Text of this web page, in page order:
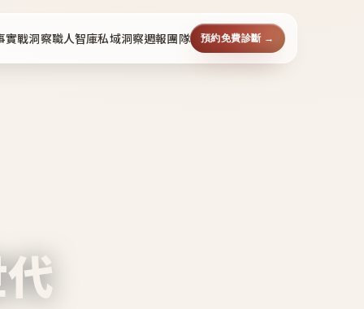
實戰洞察職人智庫私域洞察週報團隊 預約免費診斷 →